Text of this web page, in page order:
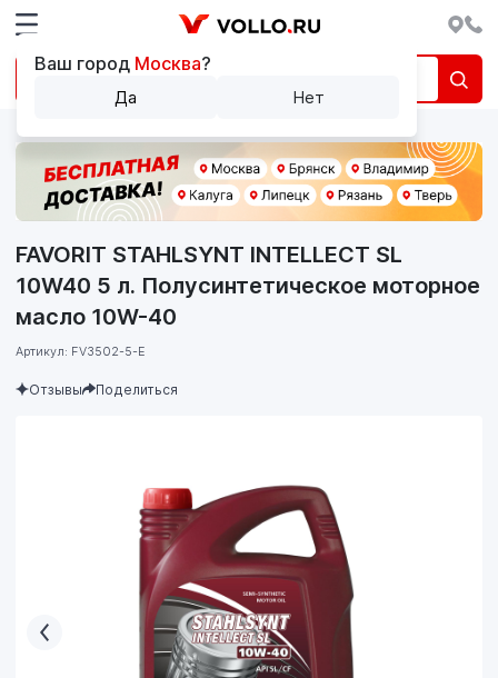
FAVORIT STAHLSYNT INTELLECT SL
10W40 5 л. Полусинтетическое моторное
масло 10W-40
Артикул: FV3502-5-E
Отзывы Поделиться
Ваш город Москва?
Да Нет